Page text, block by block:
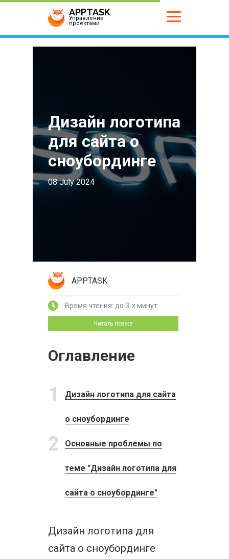
APPTASK
Управление
проектами
Дизайн логотипа
для сайта о
сноубординге
08 July 2024
APPTASK
Время чтения: до 3-х минут
Читать позже
Оглавление
1 Дизайн логотипа для сайта
о сноубординге
2 Основные проблемы по
теме "Дизайн логотипа для
сайта о сноубординге"
Дизайн логотипа для
сайта о сноубординге